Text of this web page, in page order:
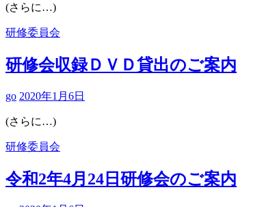
(さらに…)
研修委員会
研修会収録ＤＶＤ貸出のご案内
go 2020年1月6日
(さらに…)
研修委員会
令和2年4月24日研修会のご案内